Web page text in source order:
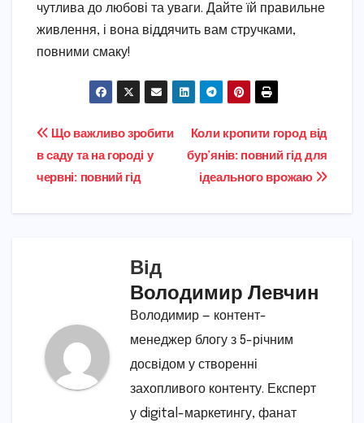
чутлива до любові та уваги. Дайте їй правильне
живлення, і вона віддячить вам стручками,
повними смаку!
Навігація
записів
Коли кропити город від
бур’янів: повний гід для
ідеального врожаю
Що важливо зробити
в саду та на городі у
червні: повний гід
Від
Володимир Левчин
Володимир — контент-
менеджер блогу з 5-річним
досвідом у створенні
захопливого контенту. Експерт
у digital-маркетингу, фанат